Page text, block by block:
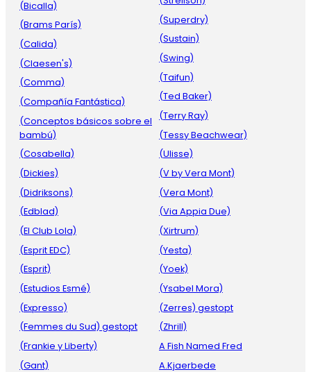
(Bicalla)
(Brams París)
(Calida)
(Claesen's)
(Comma)
(Compañía Fantástica)
(Conceptos básicos sobre el
bambú)
(Cosabella)
(Dickies)
(Didriksons)
(Edblad)
(El Club Lola)
(Esprit EDC)
(Esprit)
(Estudios Esmé)
(Expresso)
(Femmes du Sud) gestopt
(Frankie y Liberty)
(Gant)
(Superdry)
(Sustain)
(Swing)
(Taifun)
(Ted Baker)
(Terry Ray)
(Tessy Beachwear)
(Ulisse)
(V by Vera Mont)
(Vera Mont)
(Via Appia Due)
(Xirtrum)
(Yesta)
(Yoek)
(Ysabel Mora)
(Zerres) gestopt
(Zhrill)
A Fish Named Fred
A.Kjaerbede